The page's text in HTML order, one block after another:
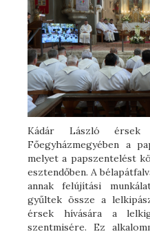
Kádár László
Főegyházmegyében a
melyet a papszentelést
esztendőben. A
annak felújítási
gyűltek össze a
érsek hívására a
szentmisére. Ez